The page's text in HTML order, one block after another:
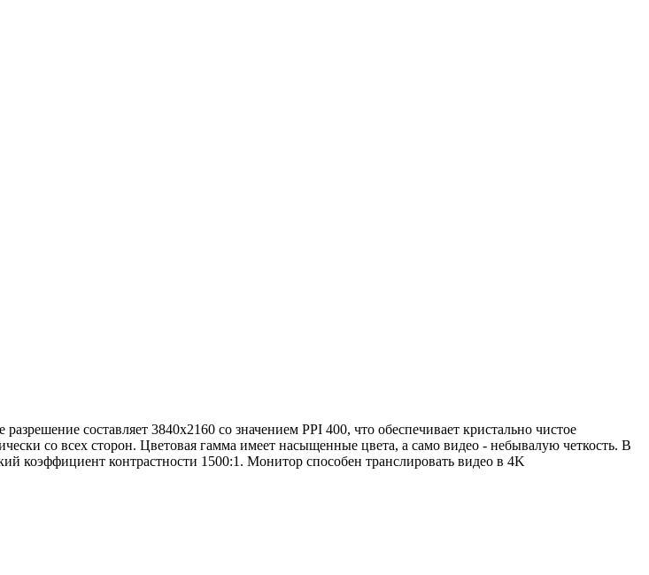
составляет 3840x2160 со значением PPI 400, что обеспечивает кристально чистое
со всех сторон. Цветовая гамма имеет насыщенные цвета, а само видео - небывалую четкость. В
коэффициент контрастности 1500:1. Монитор способен транслировать видео в 4K